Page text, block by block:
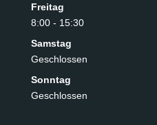
Freitag
8:00 - 15:30
Samstag
Geschlossen
Sonntag
Geschlossen